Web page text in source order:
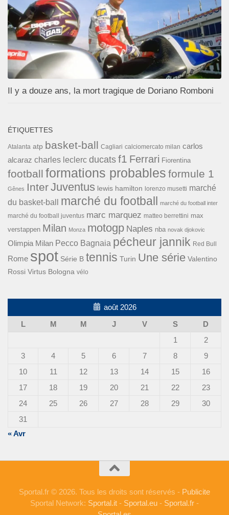
Il y a douze ans, la mort tragique de Doriano Romboni
ÉTIQUETTES
Atalanta atp basket-ball Cagliari calciomercato milan carlos
alcaraz charles leclerc ducats f1 Ferrari Fiorentina
football formations probables formule 1
Gênes InterJuventus lewis hamilton lorenzo musetti marché
du basket-ball
marché du football marché du football inter
marché du football juventus marc marquez matteo berrettini max
verstappen Milan Monza motogp Naples nba novak djokovic
Olimpia Milan Pecco Bagnaia pécheur jannik Red Bull
Rome spot Série B tennis Turin Une série Valentino
Rossi Virtus Bologna vélo
août 2026
L
M M J V S
D
1
2
3
4 5 6 7 8
9
10
11 12 13 14 15
16
17
18 19 20 21 22
23
24
25 26 27 28 29
30
31
« Avr
Sportal.fr © 2026. Tous les droits sont réservés - Publicite
Sportal Network: Sportal.it - Sportal.eu - Sportal.fr -